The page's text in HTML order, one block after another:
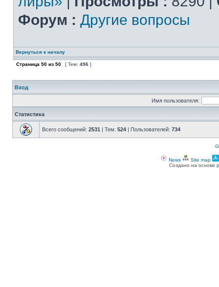
Форум : Другие вопросы
Вернуться к началу
Страница 50 из 50 [ Тем: 496 ]
Вход
Имя пользователя:
Статистика
Всего сообщений: 2531 | Тем: 524 | Пользователей: 734
News Site map
Создано на основе